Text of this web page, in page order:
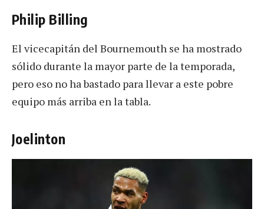
Philip Billing
El vicecapitán del Bournemouth se ha mostrado
sólido durante la mayor parte de la temporada,
pero eso no ha bastado para llevar a este pobre
equipo más arriba en la tabla.
Joelinton